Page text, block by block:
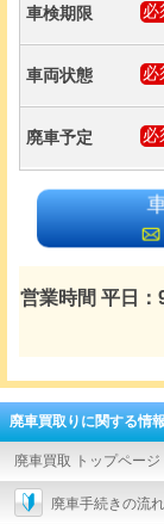
車検期限
車両状態
廃車予定
営業時間 平日
廃車買取りに関する情
廃車買取 トップページ
廃車手続きの流